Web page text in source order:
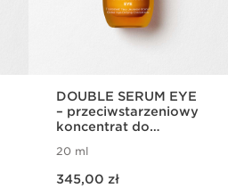
naprężona skóra.
DOUBLE SERUM EYE
– przeciwstarzeniowy
koncentrat do
oczu
20 ml
345,00 zł